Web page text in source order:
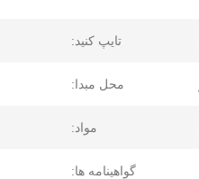
تایپ کنید:
محل مبدا:
مواد:
گواهینامه ها: